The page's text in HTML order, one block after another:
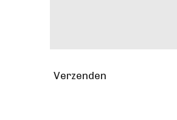
Verzenden